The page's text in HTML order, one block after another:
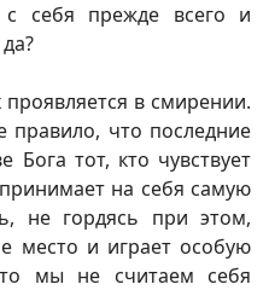
себя прежде всего и
в смирении.
правило, что последние
Бога тот, кто чувствует
на себя самую
не гордясь при этом,
место и играет особую
мы не считаем себя